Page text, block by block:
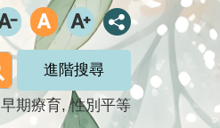
進階搜尋
早期療育 性別平等